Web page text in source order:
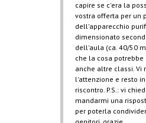
capire se c'era la
vostra offerta per un
dell'apparecchio
dimensionato
dell'aula (ca. 40/50
che la cosa potrebbe
anche altre classi. Vi
l'attenzione e resto
riscontro. P.S.: vi
mandarmi una
per poterla